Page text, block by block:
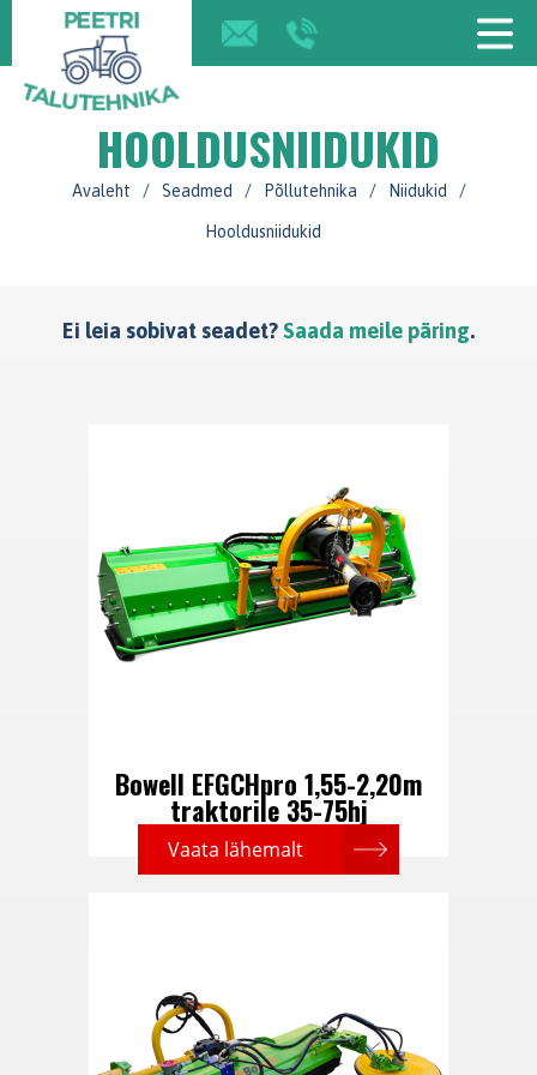
HOOLDUSNIIDUKID
Avaleht / Seadmed / Põllutehnika / Niidukid /
Hooldusniidukid
Ei leia sobivat seadet?Saada meile päring.
Bowell EFGCHpro 1,55-2,20m
traktorile 35-75hj
Vaata lähemalt